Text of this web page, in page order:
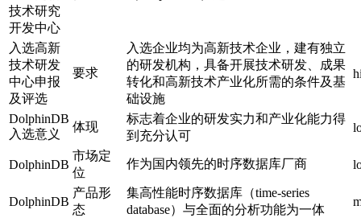
技术研究
开发中心
入选高新
技术研发
中心申报
及评选
要求
入选企业均为高新技术企业，建有独立
的研发机构，具备开展技术研发、成果
转化和高新技术产业化所需的条件及基
础设施
DolphinDB
入选意义
体现
标志着企业的研发实力和产业化能力得
到充分认可
DolphinDB
市场定
位
作为国内领先的时序数据库厂商
DolphinDB
产品形
态
集高性能时序数据库（time-series
database）与全面的分析功能为一体